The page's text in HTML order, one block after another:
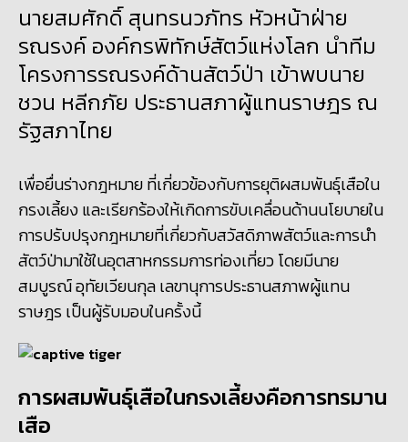
นายสมศักดิ์ สุนทรนวภัทร หัวหน้าฝ่าย
รณรงค์ องค์กรพิทักษ์สัตว์แห่งโลก นำทีม
โครงการรณรงค์ด้านสัตว์ป่า เข้าพบนาย
ชวน หลีกภัย ประธานสภาผู้แทนราษฎร ณ
รัฐสภาไทย
เพื่อยื่นร่างกฎหมาย ที่เกี่ยวข้องกับการยุติผสมพันธุ์เสือใน
กรงเลี้ยง และเรียกร้องให้เกิดการขับเคลื่อนด้านนโยบายใน
การปรับปรุงกฎหมายที่เกี่ยวกับสวัสดิภาพสัตว์และการนำ
สัตว์ป่ามาใช้ในอุตสาหกรรมการท่องเที่ยว โดยมีนาย
สมบูรณ์ อุทัยเวียนกุล เลขานุการประธานสภาพผู้แทน
ราษฎร เป็นผู้รับมอบในครั้งนี้
การผสมพันธุ์เสือในกรงเลี้ยงคือการทรมาน
เสือ